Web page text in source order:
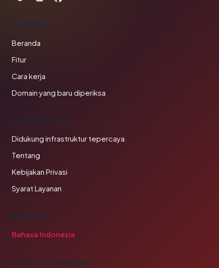
PRODUK
Beranda
Fitur
Cara kerja
Domain yang baru diperiksa
PERUSAHAAN
Didukung infrastruktur tepercaya
Tentang
Kebijakan Privasi
Syarat Layanan
BAHASA
Bahasa Indonesia
TAUTAN SAHABAT